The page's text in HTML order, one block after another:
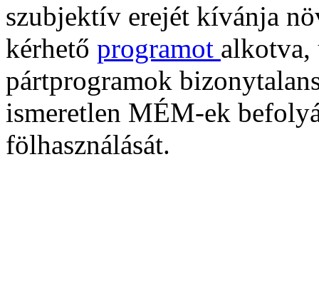
szubjektív erejét kívánja
kérhető programot alkotva,
pártprogramok
ismeretlen MÉM-ek
fölhasználását.